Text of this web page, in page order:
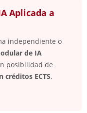
Aplicada a
independiente o
de IA
posibilidad de
créditos ECTS.